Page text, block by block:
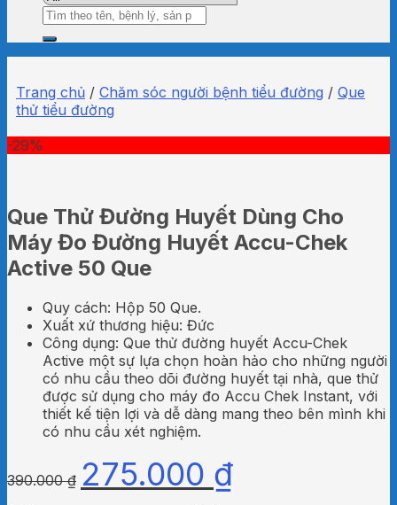
Tìm
kiếm:
Trang chủ / Chăm sóc người bệnh tiểu đường / Que
thử tiểu đường
-29%
Que Thử Đường Huyết Dùng Cho
Máy Đo Đường Huyết Accu-Chek
Active 50 Que
Quy cách: Hộp 50 Que.
Xuất xứ thương hiệu: Đức
Công dụng: Que thử đường huyết Accu-Chek
Active một sự lựa chọn hoàn hảo cho những người
có nhu cầu theo dõi đường huyết tại nhà, que thử
được sử dụng cho máy đo Accu Chek Instant, với
thiết kế tiện lợi và dễ dàng mang theo bên mình khi
có nhu cầu xét nghiệm.
390.000₫ 275.000 ₫